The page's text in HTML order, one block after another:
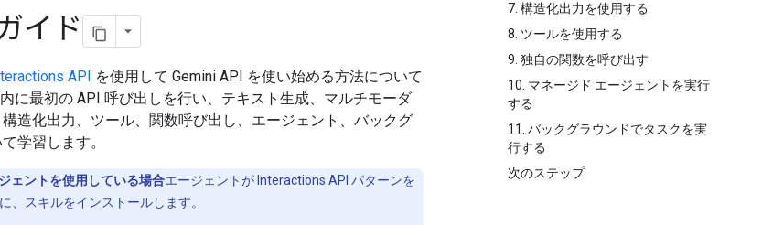
7. 構造化出力を使用する
8. ツールを使用する
9. 独自の関数を呼び出す
10. マネージド エージェントを実行
する
11. バックグラウンドでタスクを実
行する
次のステップ
イド
API を使用して Gemini API を使い始める方法について
に最初の API 呼び出しを行い、テキスト生成、マルチモーダ
造化出力、ツール、関数呼び出し、エージェント、バックグ
学習します。
ェントを使用している場合エージェントが Interactions API パターンを
、スキルをインストールします。